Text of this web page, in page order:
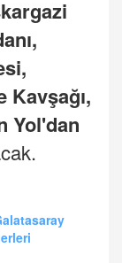
Kavşağı,
Yol'dan